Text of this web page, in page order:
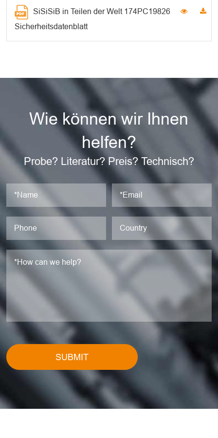
SiSiSiB in Teilen der Welt 174PC19826
Sicherheitsdatenblatt
Wie können wir Ihnen
helfen?
Probe? Literatur? Preis? Technisch?
SUBMIT